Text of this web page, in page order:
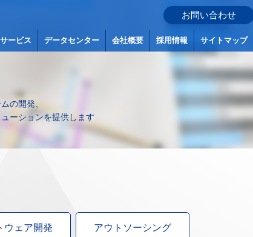
お問い合わせ
ービス データセンター 会社概要 採用情報 サイトマップ
の開発、
ューションを提供します
ウェア開発 アウトソーシング